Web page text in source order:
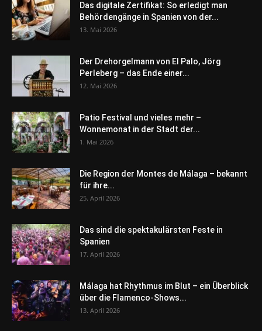
Das digitale Zertifikat: So erledigt man
Behördengänge in Spanien von der...
13. Mai 2026
Der Drehorgelmann von El Palo, Jörg
Perleberg – das Ende einer...
12. Mai 2026
Patio Festival und vieles mehr –
Wonnemonat in der Stadt der...
1. Mai 2026
Die Region der Montes de Málaga – bekannt
für ihre...
25. April 2026
Das sind die spektakulärsten Feste in
Spanien
17. April 2026
Málaga hat Rhythmus im Blut – ein Überblick
über die Flamenco-Shows...
13. April 2026